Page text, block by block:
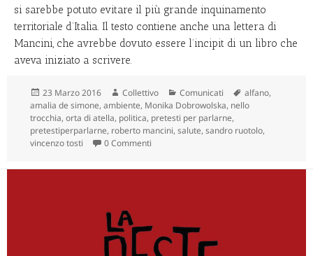
si sarebbe potuto evitare il più grande inquinamento
territoriale d’Italia. Il testo contiene anche una lettera di
Mancini, che avrebbe dovuto essere l’incipit di un libro che
aveva iniziato a scrivere.
Scritto
il
23 Marzo 2016 Autore
Collettivo Categorie
Comunicati Tag
alfano,
amalia de simone, ambiente, Monika Dobrowolska, nello
trocchia, orta di atella, politica, pretesti per parlarne,
pretestiperparlarne, roberto mancini, salute, sandro ruotolo,
vincenzo tosti
0 Commenti